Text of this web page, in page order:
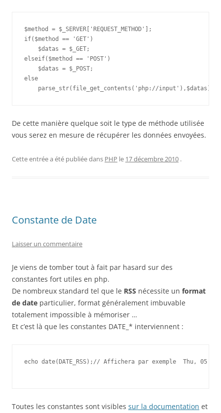
$method = $_SERVER['REQUEST_METHOD'];
if($method == 'GET')
    $datas = $_GET;
elseif($method == 'POST')
    $datas = $_POST;
else
De cette manière quelque soit le type de méthode utilisée
vous serez en mesure de récupérer les données envoyées.
Cette entrée a été publiée dans PHP le 17 décembre 2010 .
Constante de Date
Laisser un commentaire
Je viens de tomber tout à fait par hasard sur des
constantes fort utiles en php.
De nombreux standard tel que le RSS nécessite un format
de date particulier, format généralement imbuvable
totalement impossible à mémoriser …
Et c’est là que les constantes DATE_* interviennent :
echo date(DATE_RSS);// Affichera par exemple  Thu, 05
Toutes les constantes sont visibles sur la documentation et